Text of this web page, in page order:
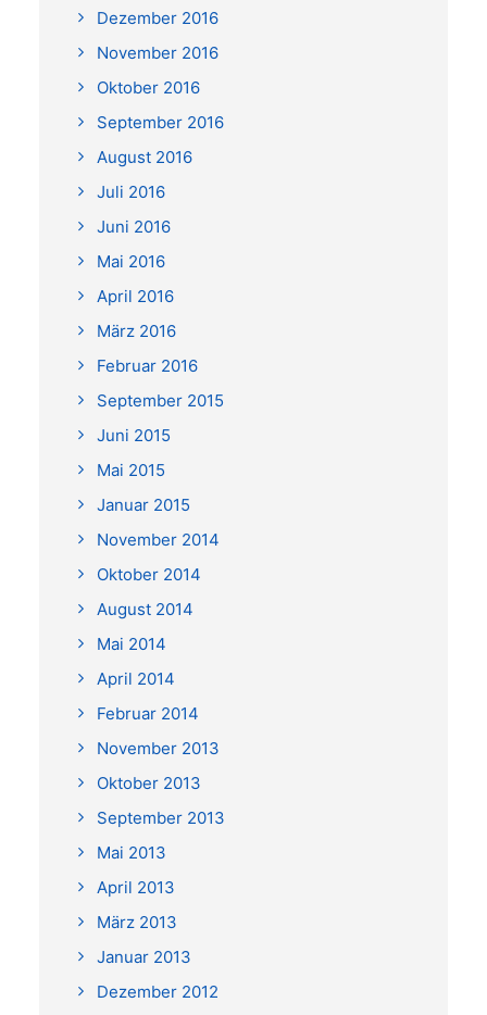
Dezember 2016
November 2016
Oktober 2016
September 2016
August 2016
Juli 2016
Juni 2016
Mai 2016
April 2016
März 2016
Februar 2016
September 2015
Juni 2015
Mai 2015
Januar 2015
November 2014
Oktober 2014
August 2014
Mai 2014
April 2014
Februar 2014
November 2013
Oktober 2013
September 2013
Mai 2013
April 2013
März 2013
Januar 2013
Dezember 2012